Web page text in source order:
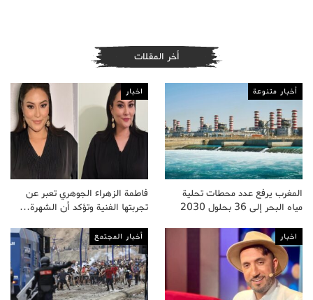
أخر المقلات
أخبار متنوعة
المغرب يرفع عدد محطات تحلية
مياه البحر إلى 36 بحلول 2030
اخبار
فاطمة الزهراء الجوهري تعبر عن
تجربتها الفنية وتؤكد أن الشهرة…
اخبار أخبار المجتمع